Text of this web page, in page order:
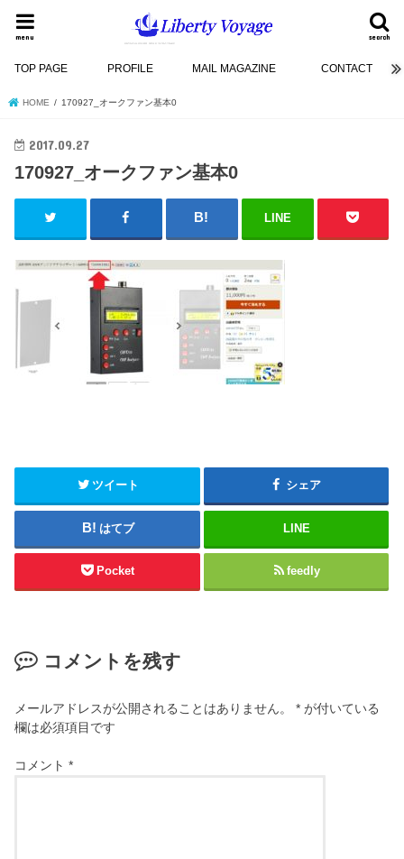
search
menu
TOP PAGE PROFILE MAIL MAGAZINE CONTACT
HOME 170927_オークファン基本0
2017.09.27
170927_オークファン基本0
LINE
ツイート シェア
はてブ LINE
Pocket feedly
コメントを残す
メールアドレスが公開されることはありません。 * が付いている
欄は必須項目です
コメント*